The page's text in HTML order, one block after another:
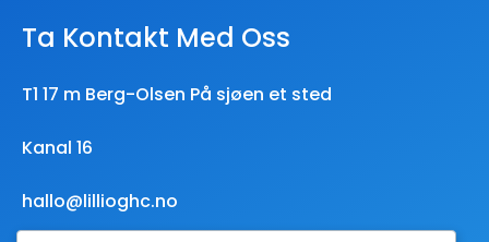
Ta Kontakt Med Oss
T1 17 m Berg-Olsen På sjøen et sted
Kanal 16
hallo@lillioghc.no